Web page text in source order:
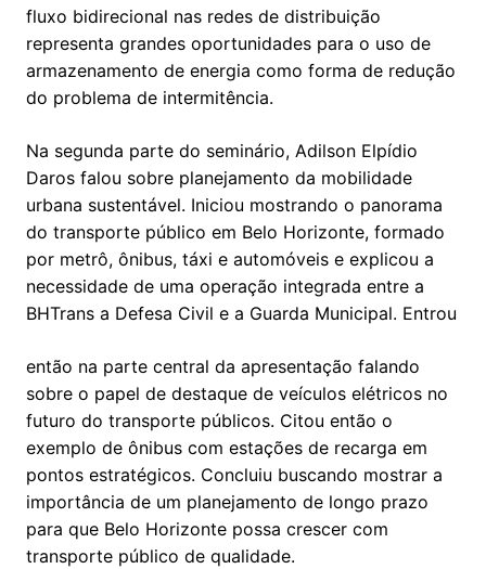
fluxo bidirecional nas redes de distribuição
representa grandes oportunidades para o uso de
armazenamento de energia como forma de redução
do problema de intermitência.
Na segunda parte do seminário, Adilson Elpídio
Daros falou sobre planejamento da mobilidade
urbana sustentável. Iniciou mostrando o panorama
do transporte público em Belo Horizonte, formado
por metrô, ônibus, táxi e automóveis e explicou a
necessidade de uma operação integrada entre a
BHTrans a Defesa Civil e a Guarda Municipal. Entrou
então na parte central da apresentação falando
sobre o papel de destaque de veículos elétricos no
futuro do transporte públicos. Citou então o
exemplo de ônibus com estações de recarga em
pontos estratégicos. Concluiu buscando mostrar a
importância de um planejamento de longo prazo
para que Belo Horizonte possa crescer com
transporte público de qualidade.